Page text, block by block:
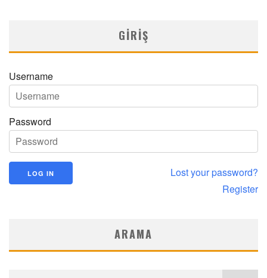
GIRIŞ
Username
Password
Lost your password?
Register
ARAMA